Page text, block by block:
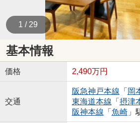
1 / 29
基本情報
価格 2,490万円
交通
阪急神戸本線 「 岡
東海道本線 「 摂津
阪神本線 「 魚崎」